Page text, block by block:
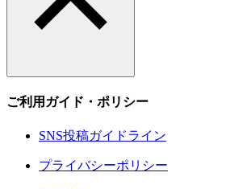
ご利用ガイド・ポリシー
SNS投稿ガイドライン
プライバシーポリシー